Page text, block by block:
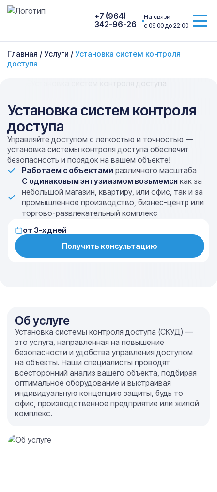
+7 (964)
342-96-26
На связи
с 09:00 до 22:00
Главная / Услуги / Установка систем контроля
доступа
Установка систем контроля
доступа
Управляйте доступом с легкостью и точностью —
установка системы контроля доступа обеспечит
безопасность и порядок на вашем объекте!
Работаем с объектами различного масштаба
C одинаковым энтузиазмом возьмемся как за
небольшой магазин, квартиру, или офис, так и за
промышленное производство, бизнес-центр или
торгово-развлекательный комплекс
от 3-х дней
Получить консультацию
Об услуге
Установка системы контроля доступа (СКУД) —
это услуга, направленная на повышение
безопасности и удобства управления доступом
на объекты. Наши специалисты проводят
всесторонний анализ вашего объекта, подбирая
оптимальное оборудование и выстраивая
индивидуальную концепцию защиты, будь то
офис, производственное предприятие или жилой
комплекс.